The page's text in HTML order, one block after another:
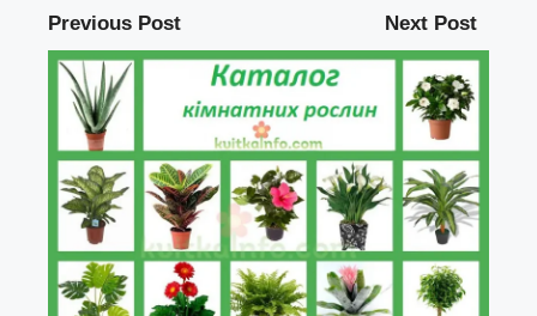
Previous Post Next Post